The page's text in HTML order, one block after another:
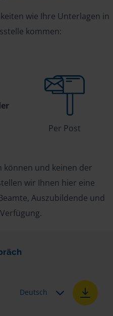
wie Ihre Unterlagen in
kommen:
Per Post
können und keinen der
wir Ihnen hier eine
Auszubildende und
Deutsch